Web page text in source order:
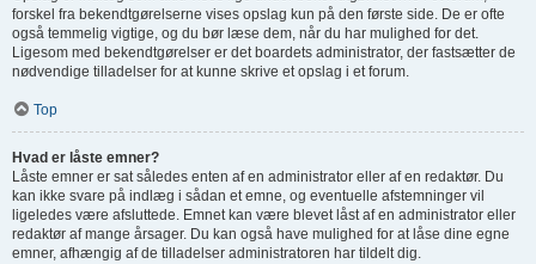
forskel fra bekendtgørelserne vises opslag kun på den første side. De er ofte
også temmelig vigtige, og du bør læse dem, når du har mulighed for det.
Ligesom med bekendtgørelser er det boardets administrator, der fastsætter de
nødvendige tilladelser for at kunne skrive et opslag i et forum.
Top
Hvad er låste emner?
Låste emner er sat således enten af en administrator eller af en redaktør. Du
kan ikke svare på indlæg i sådan et emne, og eventuelle afstemninger vil
ligeledes være afsluttede. Emnet kan være blevet låst af en administrator eller
redaktør af mange årsager. Du kan også have mulighed for at låse dine egne
emner, afhængig af de tilladelser administratoren har tildelt dig.